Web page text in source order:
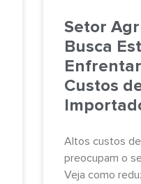
Setor
Busca
Custos
Altos custos
preocupam o
Veja como